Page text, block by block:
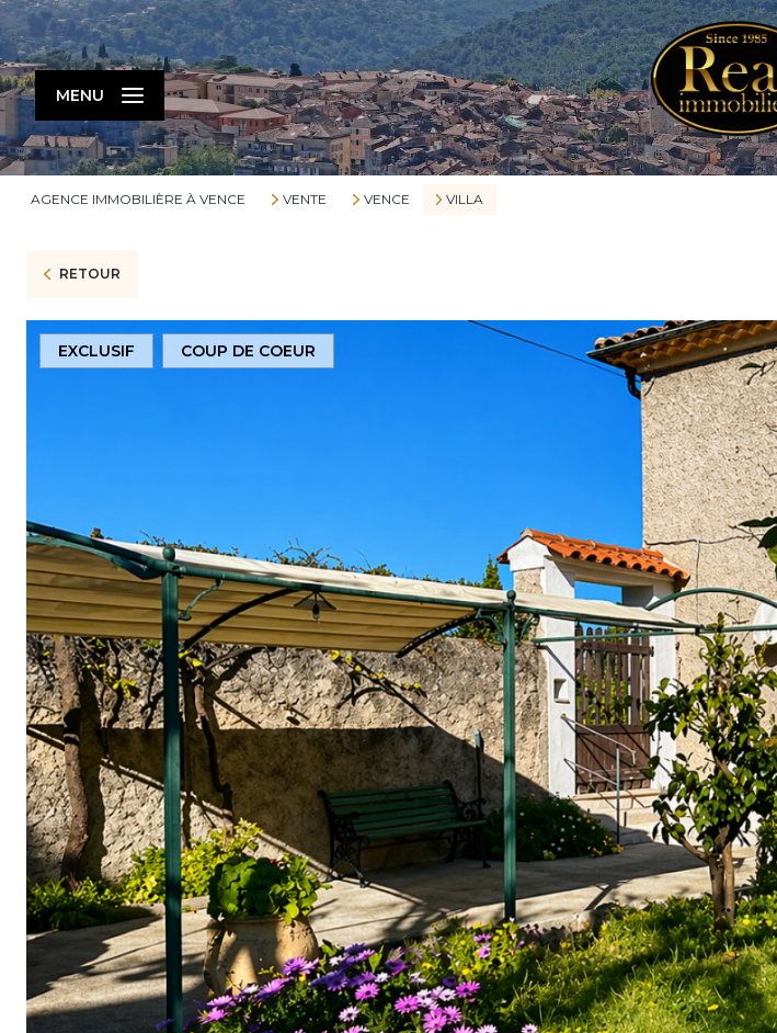
MENU
AGENCE IMMOBILIÈRE À VENCE VENTE VENCE VILLA
RETOUR
EXCLUSIF COUP DE COEUR